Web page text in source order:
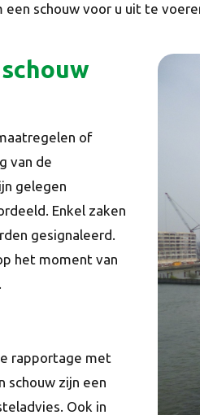
schouw voor u uit te
of
van de
gelegen
Enkel zaken
gesignaleerd.
het moment van
rapportage met
schouw zijn een
Ook in